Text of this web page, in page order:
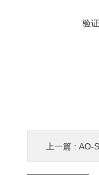
验
上一篇 : AO-